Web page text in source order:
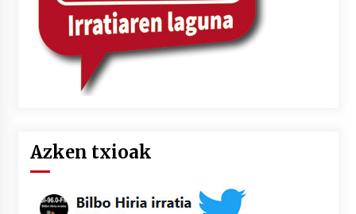
2026/07/02
Azken txioak